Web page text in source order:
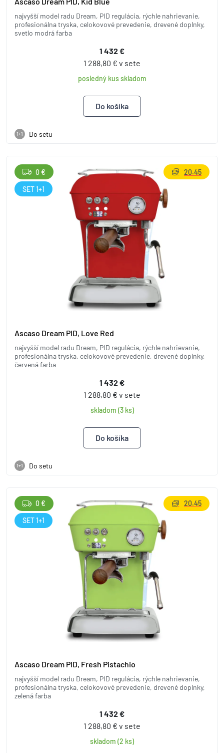
najvyšší model radu Dream, PID regulácia, rýchle nahrievanie,
profesionálna tryska, celokovové prevedenie, drevené doplnky,
svetlo modrá farba
1 432 €
1 288,80 € v sete
posledný kus skladom
1+1 Do setu
Ascaso Dream PID, Love Red
najvyšší model radu Dream, PID regulácia, rýchle nahrievanie,
profesionálna tryska, celokovové prevedenie, drevené doplnky,
červená farba
1 432 €
1 288,80 € v sete
skladom (3 ks)
1+1 Do setu
0 €
SET 1+1
20.45
Ascaso Dream PID, Fresh Pistachio
najvyšší model radu Dream, PID regulácia, rýchle nahrievanie,
profesionálna tryska, celokovové prevedenie, drevené doplnky,
zelená farba
1 432 €
1 288,80 € v sete
skladom (2 ks)
0 €
SET 1+1
20.45